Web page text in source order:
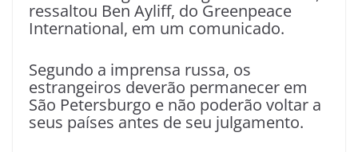
ressaltou Ben Ayliff, do Greenpeace
International, em um comunicado.
Segundo a imprensa russa, os
estrangeiros deverão permanecer em
São Petersburgo e não poderão voltar a
seus países antes de seu julgamento.